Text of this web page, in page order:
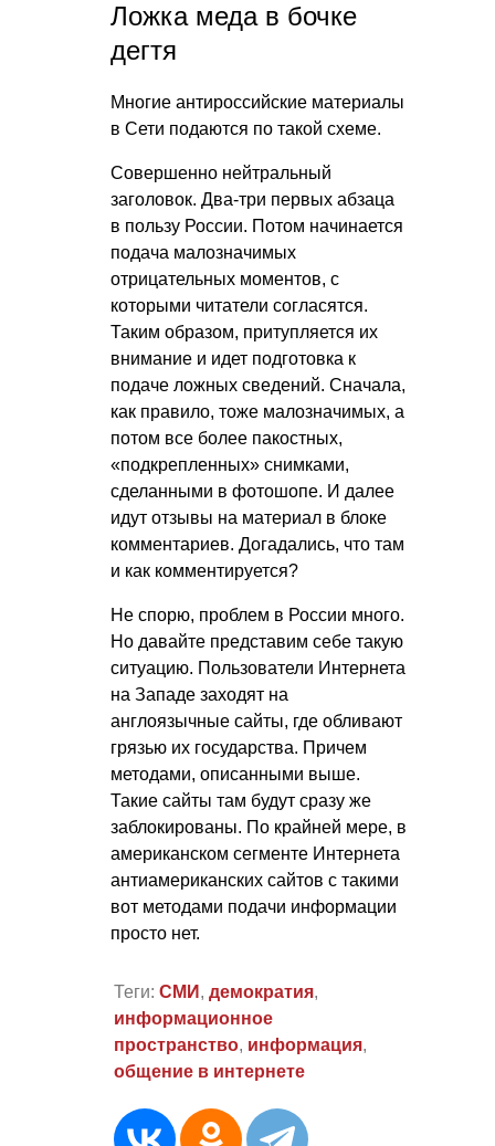
Ложка меда в бочке
дегтя
Многие антироссийские материалы
в Сети подаются по такой схеме.
Совершенно нейтральный
заголовок. Два-три первых абзаца
в пользу России. Потом начинается
подача малозначимых
отрицательных моментов, с
которыми читатели согласятся.
Таким образом, притупляется их
внимание и идет подготовка к
подаче ложных сведений. Сначала,
как правило, тоже малозначимых, а
потом все более пакостных,
«подкрепленных» снимками,
сделанными в фотошопе. И далее
идут отзывы на материал в блоке
комментариев. Догадались, что там
и как комментируется?
Не спорю, проблем в России много.
Но давайте представим себе такую
ситуацию. Пользователи Интернета
на Западе заходят на
англоязычные сайты, где обливают
грязью их государства. Причем
методами, описанными выше.
Такие сайты там будут сразу же
заблокированы. По крайней мере, в
американском сегменте Интернета
антиамериканских сайтов с такими
вот методами подачи информации
просто нет.
Теги: СМИ , демократия,
информационное
пространство, информация,
общение в интернете